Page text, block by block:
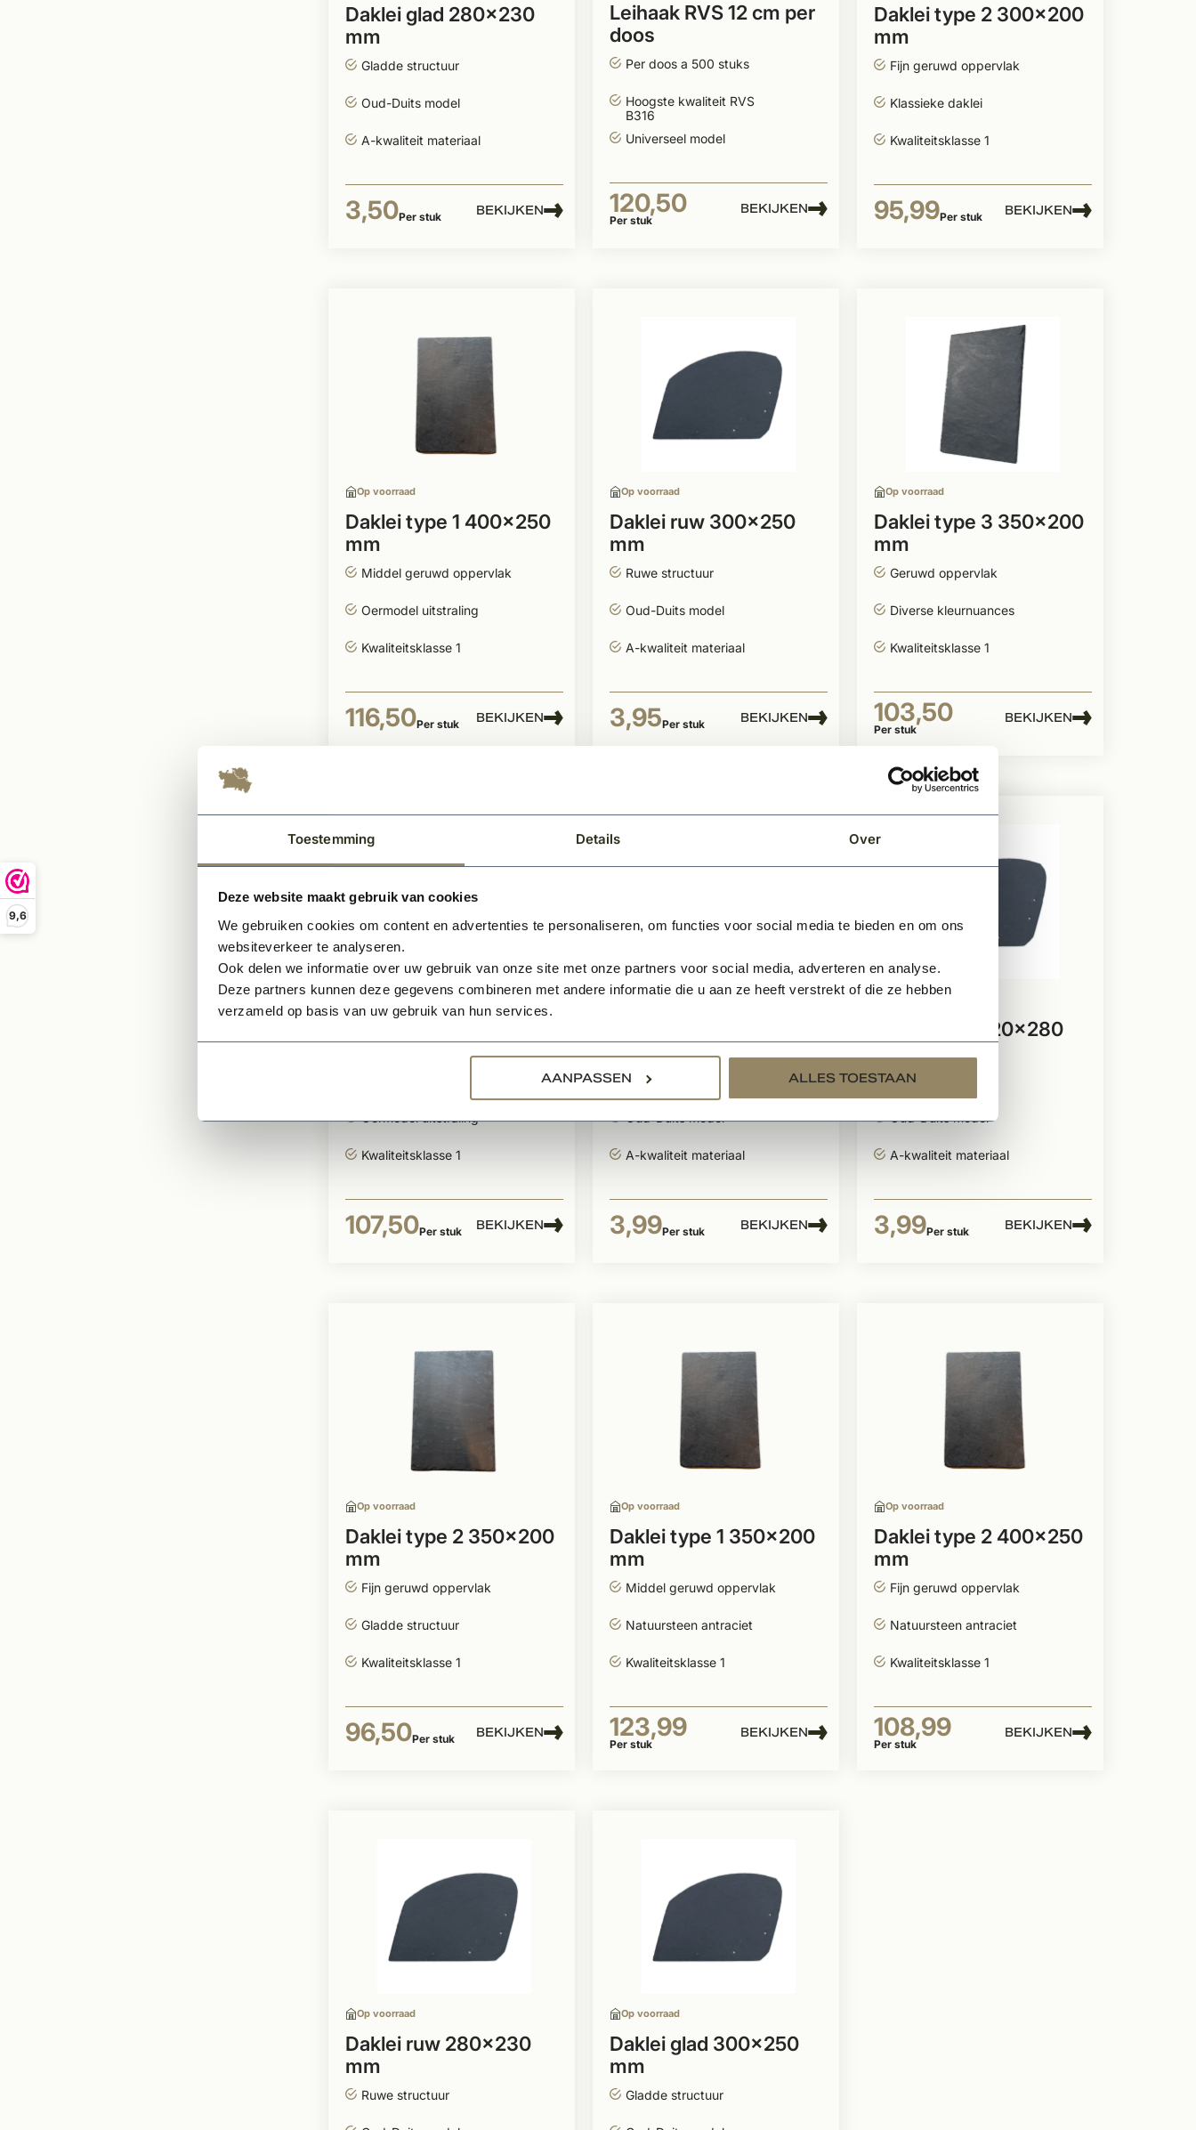
Toestemming Details Over
Deze website maakt gebruik van cookies
We gebruiken cookies om content en advertenties te personaliseren, om functies voor social media te bieden en om ons
websiteverkeer te analyseren.
Ook delen we informatie over uw gebruik van onze site met onze partners voor social media, adverteren en analyse.
Deze partners kunnen deze gegevens combineren met andere informatie die u aan ze heeft verstrekt of die ze hebben
verzameld op basis van uw gebruik van hun services.
AANPASSEN ALLES TOESTAAN
9,6
Daklei glad 280x230
mm
Gladde structuur
Oud-Duits model
A-kwaliteit materiaal
3,50Per stuk BEKIJKEN
Leihaak RVS 12 cm per
doos
Per doos a 500 stuks
Hoogste kwaliteit RVS
B316
Universeel model
120,50
Per stuk
BEKIJKEN
Daklei type 2 300x200
mm
Fijn geruwd oppervlak
Klassieke daklei
Kwaliteitsklasse 1
95,99Per stuk BEKIJKEN
Op voorraad
Daklei type 1 400x250
mm
Middel geruwd oppervlak
Oermodel uitstraling
Kwaliteitsklasse 1
116,50Per stuk BEKIJKEN
Op voorraad
Daklei ruw 300x250
mm
Ruwe structuur
Oud-Duits model
A-kwaliteit materiaal
3,95Per stuk BEKIJKEN
Op voorraad
Daklei type 3 350x200
mm
Geruwd oppervlak
Diverse kleurnuances
Kwaliteitsklasse 1
103,50
Per stuk
BEKIJKEN
Op voorraad
Oermodel uitstraling
Kwaliteitsklasse 1
107,50Per stuk BEKIJKEN
mm
Ruwe structuur
Oud-Duits model
A-kwaliteit materiaal
3,99Per stuk BEKIJKEN
Daklei glad 320x280
Gladde structuur
Oud-Duits model
A-kwaliteit materiaal
3,99Per stuk BEKIJKEN
Op voorraad
Daklei type 2 350x200
mm
Fijn geruwd oppervlak
Gladde structuur
Kwaliteitsklasse 1
96,50Per stuk BEKIJKEN
Op voorraad
Daklei type 1 350x200
mm
Middel geruwd oppervlak
Natuursteen antraciet
Kwaliteitsklasse 1
123,99
Per stuk
BEKIJKEN
Op voorraad
Daklei type 2 400x250
mm
Fijn geruwd oppervlak
Natuursteen antraciet
Kwaliteitsklasse 1
108,99
Per stuk
BEKIJKEN
Op voorraad
Daklei ruw 280x230
mm
Ruwe structuur
Op voorraad
Daklei glad 300x250
mm
Gladde structuur